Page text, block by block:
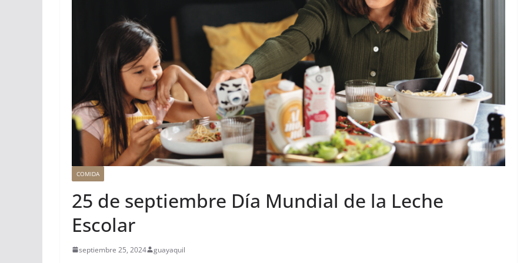
COMIDA
25 de septiembre Día Mundial de la Leche
Escolar
septiembre 25, 2024 guayaquil